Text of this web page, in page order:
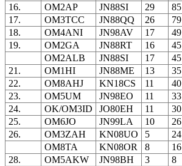
16. OM2AP JN88SI 29 85
17.
OM3TCC JN88QQ 26 79
18.
OM4ANI JN98AV 17 49
19.
OM2GA JN88RT 16 45
OM2ALB
JN88SI 17 45
21.
OM1HI JN88ME 13 35
22.
OM8AHJ KN18CS 11 40
23.
OM5UM JN98EO 11 33
24.
OK/OM3ID JO80EH 11 30
25.
OM6JO JN99LA 10 26
26.
OM3ZAH KN08UO 5 24
OM8TA
KN08OR 8 16
28.
OM5AKW JN98BH 3 8